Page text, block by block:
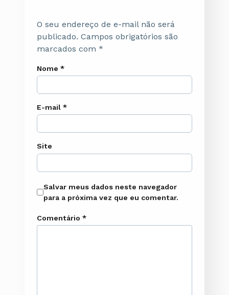
O seu endereço de e-mail não será
publicado. Campos obrigatórios são
marcados com *
Nome *
E-mail *
Site
Salvar meus dados neste navegador
para a próxima vez que eu comentar.
Comentário *